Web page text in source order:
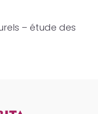
– étude des